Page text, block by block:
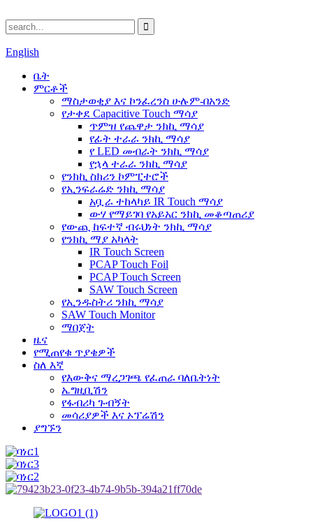
English
ቤት
ምርቶች
ማስታወቂያ እና ኮንፈረንስ ሁሉም-በአንድ
የታቀደ Capacitive Touch ማሳያ
ጥምዝ የጨዋታ ንክኪ ማሳያ
የፊት ተራራ ንክኪ ማሳያ
የ LED መብራት ንክኪ ማሳያ
የኋላ ተራራ ንክኪ ማሳያ
የንክኪ ስክሪን ኮምፒተሮች
የኢንፍራሬድ ንክኪ ማሳያ
አቧራ ተከላካይ IR Touch ማሳያ
ውሃ የማይገባ የአይአር ንክኪ መቆጣጠሪያ
የውጪ ከፍተኛ ብሩህነት ንክኪ ማሳያ
የንክኪ ማያ አካላት
IR Touch Screen
PCAP Touch Foil
PCAP Touch Screen
SAW Touch Screen
የኢንዱስትሪ ንክኪ ማሳያ
SAW Touch Monitor
ማበጀት
ዜና
የሚጠየቁ ጥያቄዎች
ስለ እኛ
የእውቅና ማረጋገጫ የፈጠራ ባለቤትነት
ኤግዚቢሽን
የፋብሪካ ጉብኝት
መሳሪያዎች እና ኦፕሬሽን
ያግኙን